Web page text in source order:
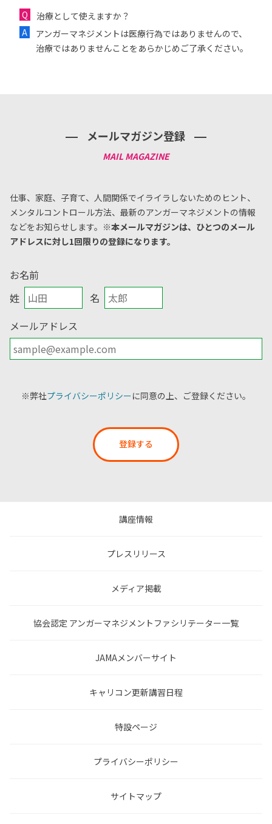
治療として使えますか？
アンガーマネジメントは医療行為ではありませんので、
治療ではありませんことをあらかじめご了承ください。
メールマガジン登録
仕事、家庭、子育て、人間関係でイライラしないためのヒント、
メンタルコントロール方法、 最新のアンガーマネジメントの情報
などをお知らせします。 ※本メールマガジンは、ひとつのメール
アドレスに対し1回限りの登録になります。
お名前
姓
名
メールアドレス
※弊社プライバシーポリシーに同意の上、ご登録ください。
登録する
講座情報
プレスリリース
メディア掲載
協会認定 アンガーマネジメントファシリテーター一覧
JAMAメンバーサイト
キャリコン更新講習日程
特設ページ
プライバシーポリシー
サイトマップ